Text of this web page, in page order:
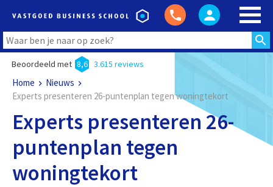
Beoordeeld met 8,6 3.615 reviews
Home
Nieuws
Experts presenteren 26-puntenplan tegen woningtekort
Experts presenteren 26-
puntenplan tegen
woningtekort